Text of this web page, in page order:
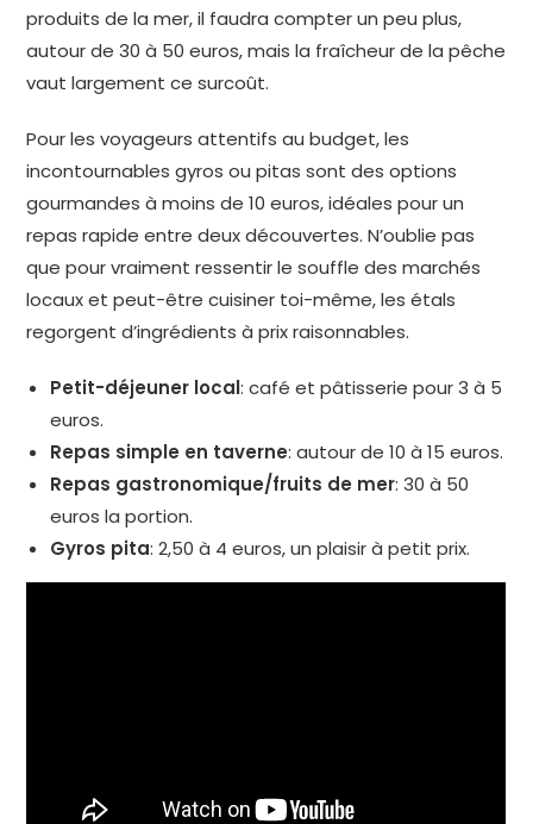
produits de la mer, il faudra compter un peu plus,
autour de 30 à 50 euros, mais la fraîcheur de la pêche
vaut largement ce surcoût.
Pour les voyageurs attentifs au budget, les
incontournables gyros ou pitas sont des options
gourmandes à moins de 10 euros, idéales pour un
repas rapide entre deux découvertes. N’oublie pas
que pour vraiment ressentir le souffle des marchés
locaux et peut-être cuisiner toi-même, les étals
regorgent d’ingrédients à prix raisonnables.
Petit-déjeuner local: café et pâtisserie pour 3 à 5
euros.
Repas simple en taverne: autour de 10 à 15 euros.
Repas gastronomique/fruits de mer: 30 à 50
euros la portion.
Gyros pita: 2,50 à 4 euros, un plaisir à petit prix.